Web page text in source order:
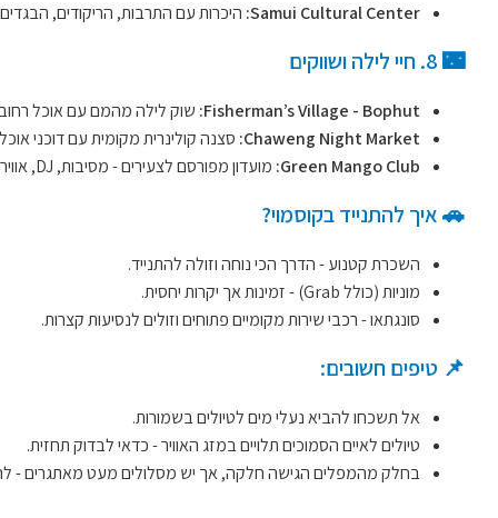
Samui Cultural Center: היכרות עם התרבות, הריקודים,
🌃 8. חיי לילה ושווקים
Fisherman’s Village - Bophut: שוק לילה מהמם עם אוכל רחוב,
Chaweng Night Market: סצנה קולינרית מקומית עם דוכני
Green Mango Club: מועדון מפורסם לצעירים - מסיבות, DJ, אווירה חמה.
🚗 איך להתנייד בקוסמוי?
השכרת קטנוע - הדרך הכי נוחה וזולה להתנייד.
מוניות (כולל Grab) - זמינות אך יקרות יחסית.
סונגתאו - רכבי שירות מקומיים פתוחים וזולים לנסיעות קצרות.
📌 טיפים חשובים:
אל תשכחו להביא נעלי מים לטיולים בשמורות.
טיולים לאיים הסמוכים תלויים במזג האוויר - כדאי לבדוק תחזית.
בחלק מהמפלים הגישה חלקה, אך יש מסלולים מעט מאתגרים -